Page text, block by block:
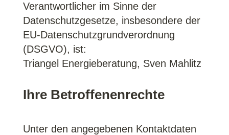
Verantwortlicher im Sinne der
Datenschutzgesetze, insbesondere der
EU-Datenschutzgrundverordnung
(DSGVO), ist:
Triangel Energieberatung, Sven Mahlitz
Ihre Betroffenenrechte
Unter den angegebenen Kontaktdaten